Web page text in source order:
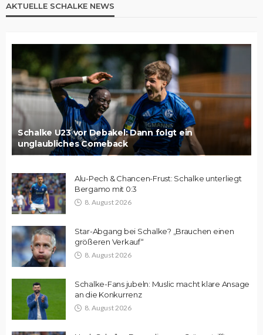
AKTUELLE SCHALKE NEWS
Schalke U23 vor Debakel: Dann folgt ein
unglaubliches Comeback
Alu-Pech & Chancen-Frust: Schalke unterliegt
Bergamo mit 0:3
8. August 2026
Star-Abgang bei Schalke? „Brauchen einen
größeren Verkauf“
8. August 2026
Schalke-Fans jubeln: Muslic macht klare Ansage
an die Konkurrenz
8. August 2026